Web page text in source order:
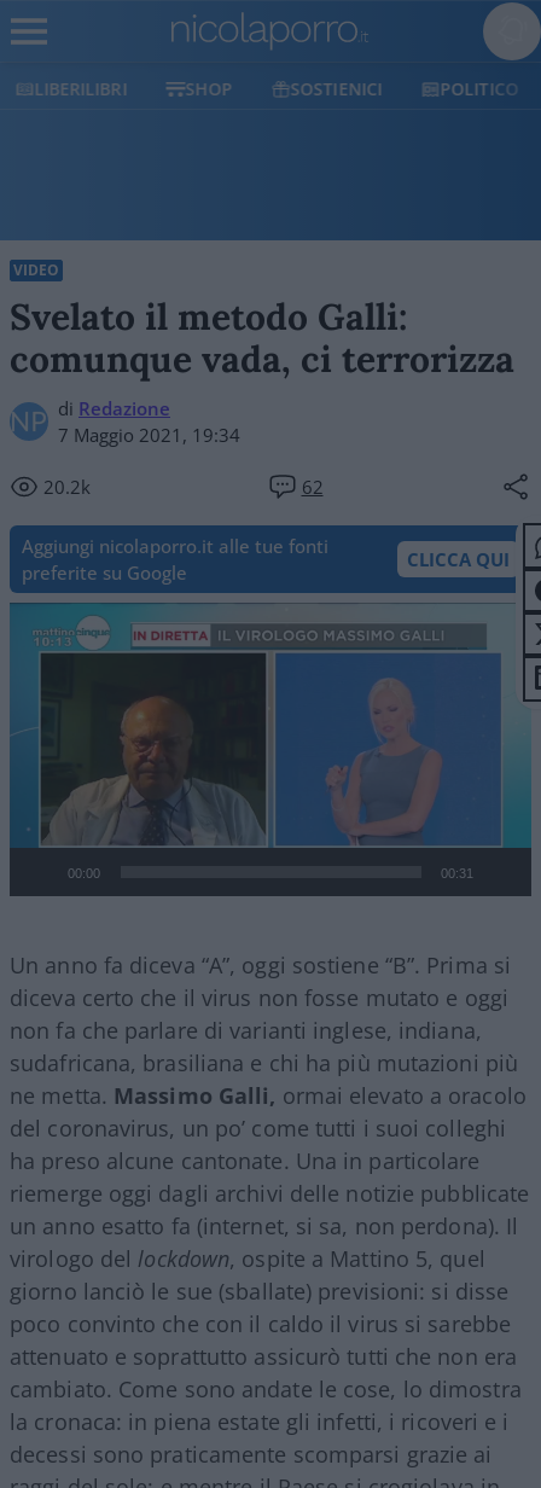
LIBERILIBRI SHOP SOSTIENICI POLITICO
VIDEO
Svelato il metodo Galli:
comunque vada, ci terrorizza
di Redazione
7 Maggio 2021, 19:34
20.2k 62
Aggiungi nicolaporro.it alle tue fonti
preferite su Google
CLICCA QUI
Player
00:00 00:31
Un anno fa diceva “A”, oggi sostiene “B”. Prima si
diceva certo che il virus non fosse mutato e oggi
non fa che parlare di varianti inglese, indiana,
sudafricana, brasiliana e chi ha più mutazioni più
ne metta. Massimo Galli, ormai elevato a oracolo
del coronavirus, un po’ come tutti i suoi colleghi
ha preso alcune cantonate. Una in particolare
riemerge oggi dagli archivi delle notizie pubblicate
un anno esatto fa (internet, si sa, non perdona). Il
virologo del lockdown, ospite a Mattino 5, quel
giorno lanciò le sue (sballate) previsioni: si disse
poco convinto che con il caldo il virus si sarebbe
attenuato e soprattutto assicurò tutti che non era
cambiato. Come sono andate le cose, lo dimostra
la cronaca: in piena estate gli infetti, i ricoveri e i
decessi sono praticamente scomparsi grazie ai